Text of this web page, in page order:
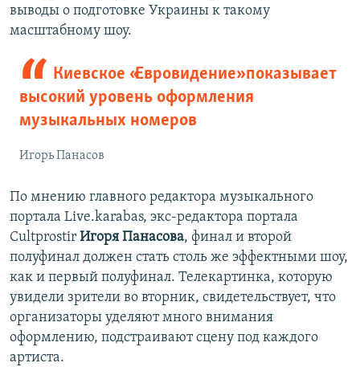
выводы о подготовке Украины к такому
масштабному шоу.
Киевское «Евровидение» показывает
высокий уровень оформления
музыкальных номеров
Игорь Панасов
По мнению главного редактора музыкального
портала Live.karabas, экс-редактора портала
Cultprostir Игоря Панасова, финал и второй
полуфинал должен стать столь же эффектными шоу,
как и первый полуфинал. Телекартинка, которую
увидели зрители во вторник, свидетельствует, что
организаторы уделяют много внимания
оформлению, подстраивают сцену под каждого
артиста.